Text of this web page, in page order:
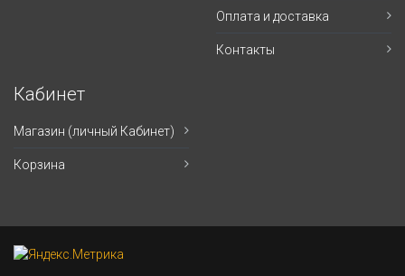
Оплата и доставка
Контакты
Кабинет
Магазин (личный Кабинет)
Корзина